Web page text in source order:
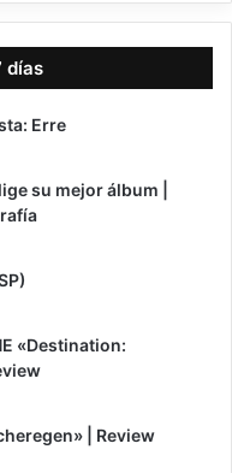
días
Erre
su mejor álbum |
«Destination:
| Review